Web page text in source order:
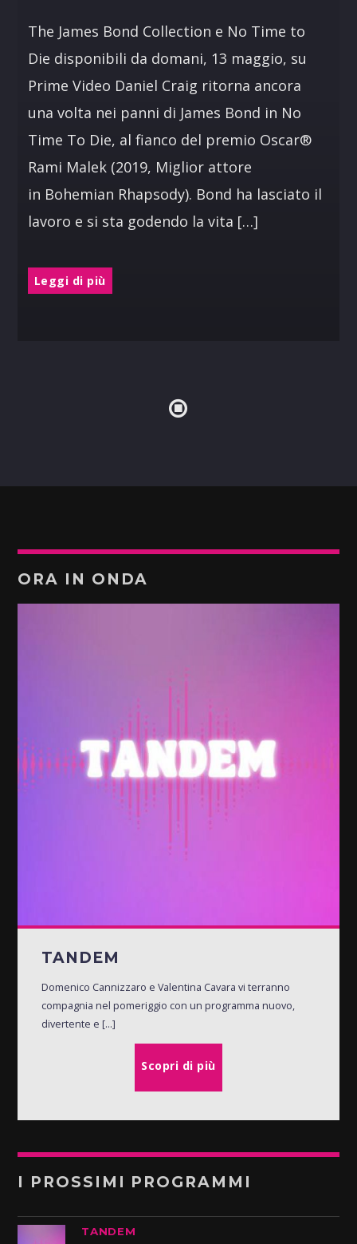
The James Bond Collection e No Time to
Die disponibili da domani, 13 maggio, su
Prime Video Daniel Craig ritorna ancora
una volta nei panni di James Bond in No
Time To Die, al fianco del premio Oscar®
Rami Malek (2019, Miglior attore
in Bohemian Rhapsody). Bond ha lasciato il
lavoro e si sta godendo la vita […]
Leggi di più
ORA IN ONDA
TANDEM
Domenico Cannizzaro e Valentina Cavara vi terranno
compagnia nel pomeriggio con un programma nuovo,
divertente e [...]
Scopri di più
I PROSSIMI PROGRAMMI
TANDEM